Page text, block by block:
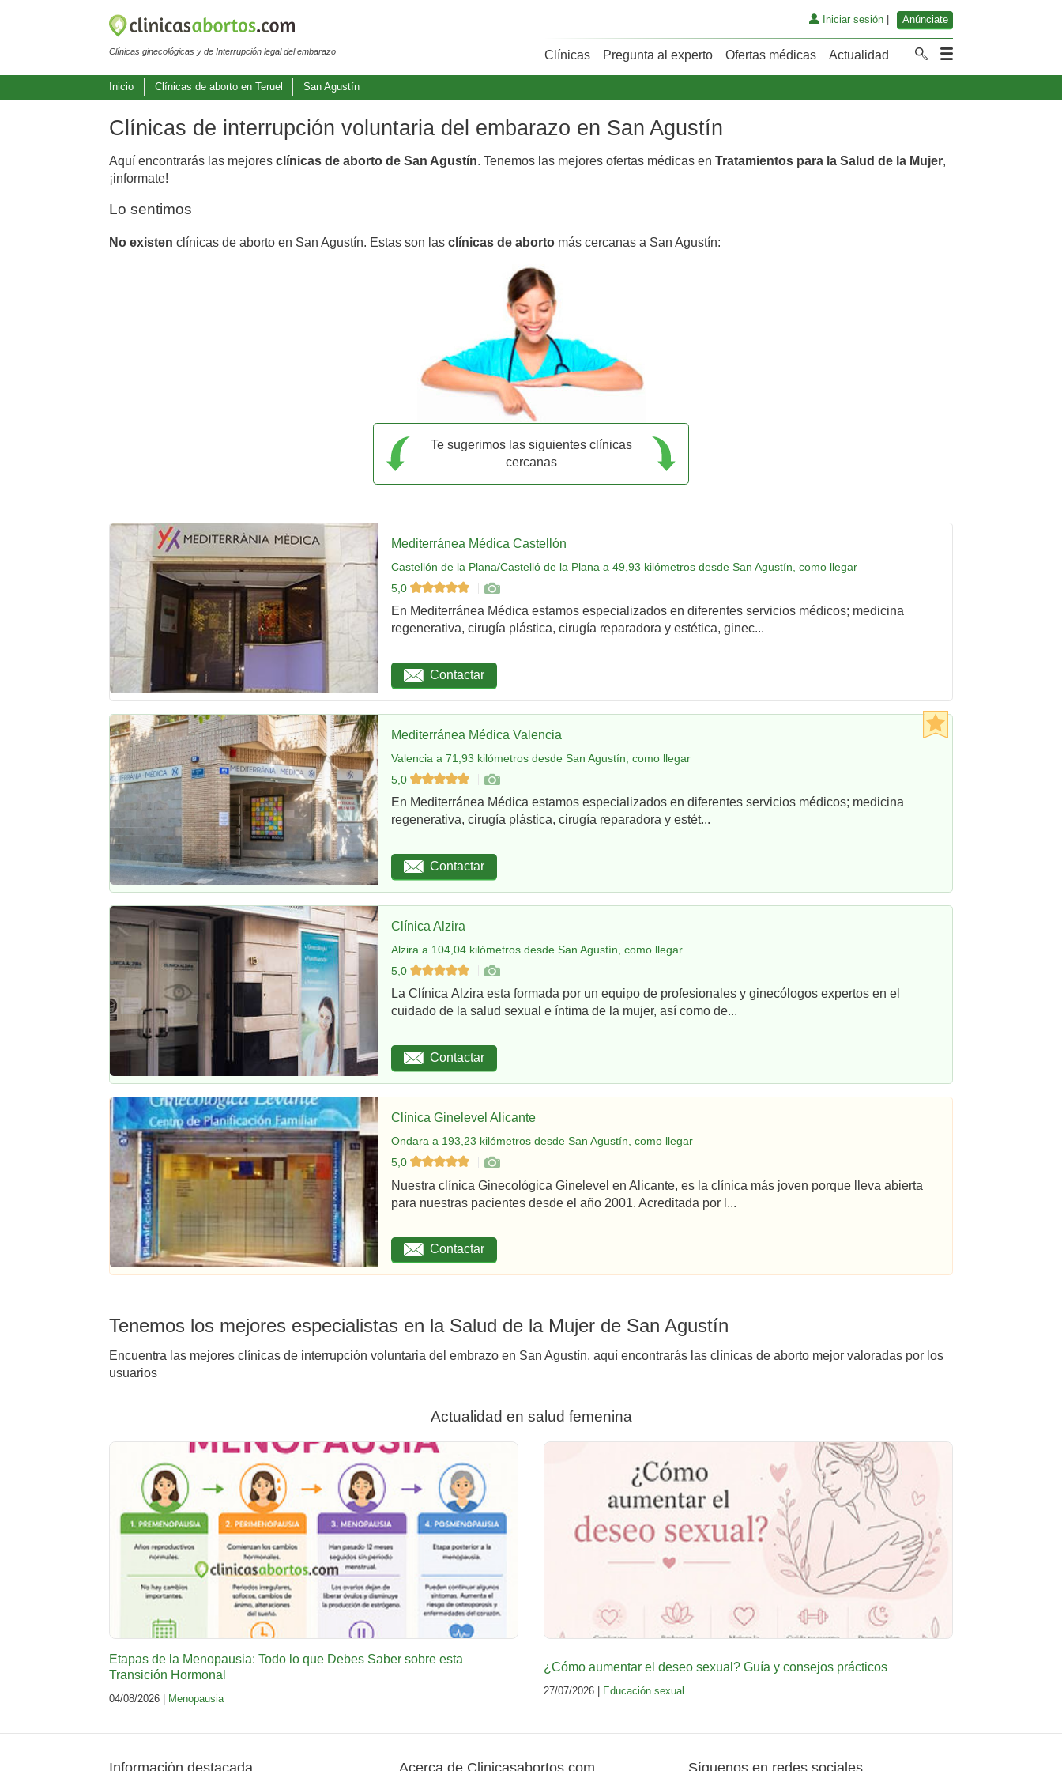
Clínicas ginecológicas y de Interrupción legal del embarazo
Iniciar sesión| Anúnciate
Clínicas Pregunta al experto Ofertas médicas Actualidad
Inicio Clínicas de aborto en Teruel San Agustín
Clínicas de interrupción voluntaria del embarazo en San Agustín
Aquí encontrarás las mejores clínicas de aborto de San Agustín. Tenemos las mejores ofertas médicas en Tratamientos para la Salud de la Mujer,
¡informate!
Lo sentimos
No existen clínicas de aborto en San Agustín. Estas son las clínicas de aborto más cercanas a San Agustín:
Te sugerimos las siguientes clínicas
cercanas
Mediterránea Médica Castellón
Castellón de la Plana/Castelló de la Plana a 49,93 kilómetros desde San Agustín, como llegar
5,0
En Mediterránea Médica estamos especializados en diferentes servicios médicos; medicina
regenerativa, cirugía plástica, cirugía reparadora y estética, ginec...
Contactar
Mediterránea Médica Valencia
Valencia a 71,93 kilómetros desde San Agustín, como llegar
5,0
En Mediterránea Médica estamos especializados en diferentes servicios médicos; medicina
regenerativa, cirugía plástica, cirugía reparadora y estét...
Contactar
Clínica Alzira
Alzira a 104,04 kilómetros desde San Agustín, como llegar
5,0
La Clínica Alzira esta formada por un equipo de profesionales y ginecólogos expertos en el
cuidado de la salud sexual e íntima de la mujer, así como de...
Contactar
Clínica Ginelevel Alicante
Ondara a 193,23 kilómetros desde San Agustín, como llegar
5,0
Nuestra clínica Ginecológica Ginelevel en Alicante, es la clínica más joven porque lleva abierta
para nuestras pacientes desde el año 2001. Acreditada por l...
Contactar
Tenemos los mejores especialistas en la Salud de la Mujer de San Agustín
Encuentra las mejores clínicas de interrupción voluntaria del embrazo en San Agustín, aquí encontrarás las clínicas de aborto mejor valoradas por los
usuarios
Actualidad en salud femenina
Etapas de la Menopausia: Todo lo que Debes Saber sobre esta
Transición Hormonal
04/08/2026 | Menopausia
¿Cómo aumentar el deseo sexual? Guía y consejos prácticos
27/07/2026 | Educación sexual